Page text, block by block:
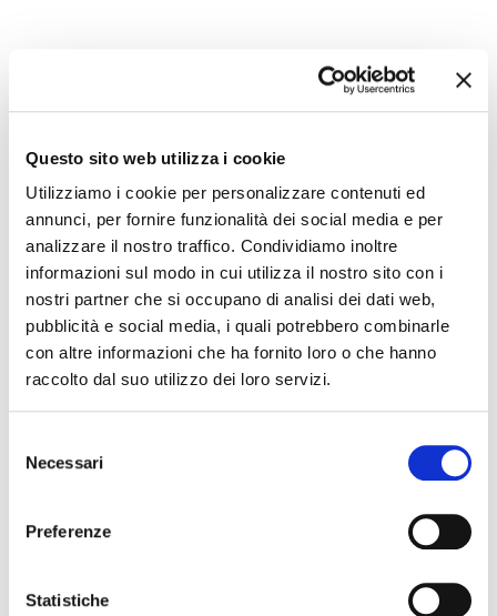
Questo sito web utilizza i cookie
Utilizziamo i cookie per personalizzare contenuti ed
annunci, per fornire funzionalità dei social media e per
analizzare il nostro traffico. Condividiamo inoltre
informazioni sul modo in cui utilizza il nostro sito con i
nostri partner che si occupano di analisi dei dati web,
pubblicità e social media, i quali potrebbero combinarle
con altre informazioni che ha fornito loro o che hanno
raccolto dal suo utilizzo dei loro servizi.
delNecessari
Preferenze
Statistiche
25 ottobre 2026 tutto il giorno, Teatro Comunale Claudio
Abbado
Festival di Danza Contemporanea 2026 di Teatro
Comunale Claudio Abbado
Dear son – Festival di Danza Contemporanea